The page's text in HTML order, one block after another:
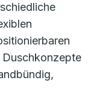
Duschkonzepte